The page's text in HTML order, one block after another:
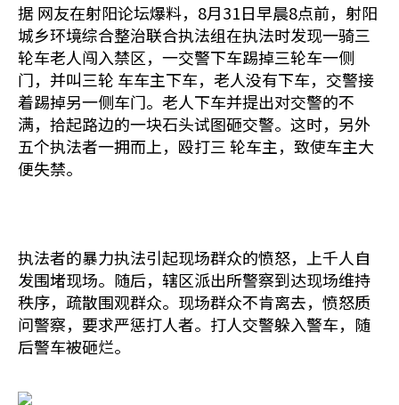
据 网友在射阳论坛爆料，8月31日早晨8点前，射阳
城乡环境综合整治联合执法组在执法时发现一骑三
轮车老人闯入禁区，一交警下车踢掉三轮车一侧
门，并叫三轮 车车主下车，老人没有下车，交警接
着踢掉另一侧车门。老人下车并提出对交警的不
满，拾起路边的一块石头试图砸交警。这时，另外
五个执法者一拥而上，殴打三 轮车主，致使车主大
便失禁。
执法者的暴力执法引起现场群众的愤怒，上千人自
发围堵现场。随后，辖区派出所警察到达现场维持
秩序，疏散围观群众。现场群众不肯离去，愤怒质
问警察，要求严惩打人者。打人交警躲入警车，随
后警车被砸烂。